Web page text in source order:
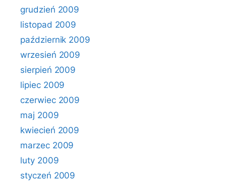
grudzień 2009
listopad 2009
październik 2009
wrzesień 2009
sierpień 2009
lipiec 2009
czerwiec 2009
maj 2009
kwiecień 2009
marzec 2009
luty 2009
styczeń 2009